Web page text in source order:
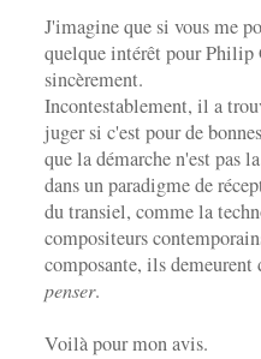
J'imagine que si vous me
quelque intérêt pour Philip
sincèrement.
Incontestablement, il a
juger si c'est pour de
que la démarche n'est pas
dans un paradigme de
du transiel, comme la
compositeurs
composante, ils
penser.
Voilà pour mon avis.